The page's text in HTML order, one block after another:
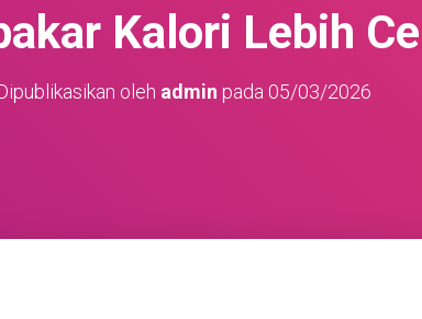
Kalori Lebih
oleh admin pada 05/03/2026